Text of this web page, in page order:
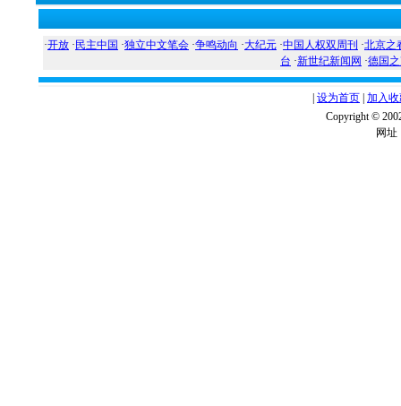
·开放 · 民主中国 ·独立中文笔会 ·争鸣动向 ·大纪元 ·中国人权双周刊 ·北京之
台 ·新世纪新闻网 ·德国
设为首页 加入
Copyright ©
网址